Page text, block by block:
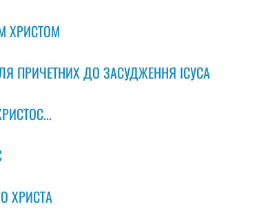
ХРИСТОМ
ПРИЧЕТНИХ ДО ЗАСУДЖЕННЯ ІСУСА
ХРИСТА